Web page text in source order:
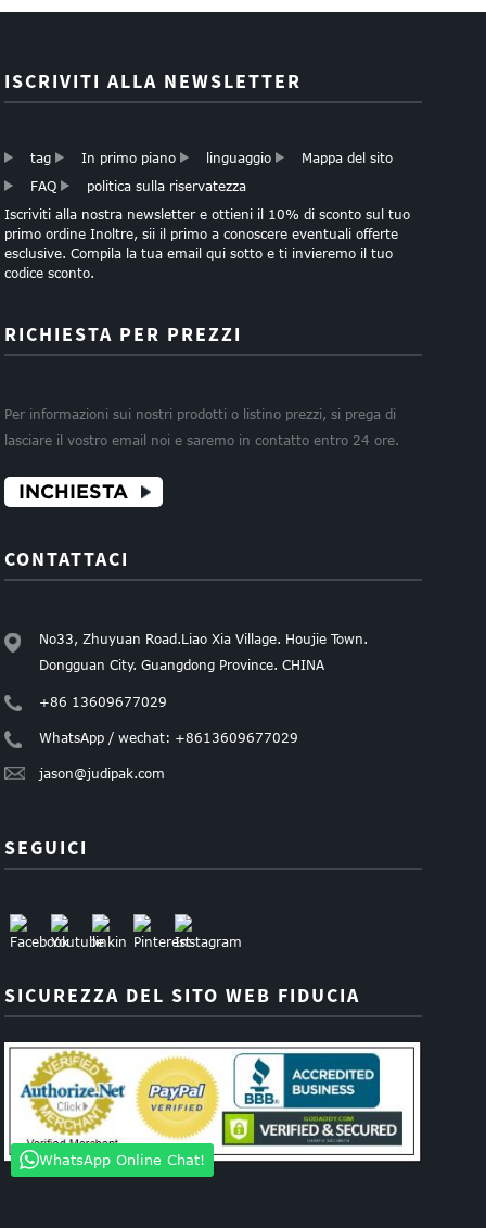
ISCRIVITI ALLA NEWSLETTER
tag In primo piano linguaggio
Mappa del sito
FAQ
politica sulla riservatezza
Iscriviti alla nostra newsletter e ottieni il 10% di sconto sul tuo
primo ordine Inoltre, sii il primo a conoscere eventuali offerte
esclusive. Compila la tua email qui sotto e ti invieremo il tuo
codice sconto.
RICHIESTA PER PREZZI
Per informazioni sui nostri prodotti o listino prezzi, si prega di
lasciare il vostro email noi e saremo in contatto entro 24 ore.
INCHIESTA
CONTATTACI
No33, Zhuyuan Road.Liao Xia Village. Houjie Town.
Dongguan City. Guangdong Province. CHINA
+86 13609677029
WhatsApp / wechat: +8613609677029
jason@judipak.com
SEGUICI
SICUREZZA DEL SITO WEB FIDUCIA
WhatsApp Online Chat!